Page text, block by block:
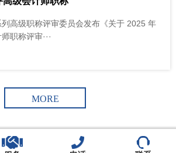
高级职称评审委员会发布《关于 2025 年
职称评审···
MORE